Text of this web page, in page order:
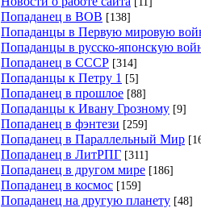
Попаданец в ВОВ [138]
Попаданцы в Первую мировую
Попаданцы в русско-японскую
Попаданец в СССР [314]
Попаданцы к Петру 1 [5]
Попаданец в прошлое [88]
Попаданцы к Ивану Грозному [9]
Попаданец в фэнтези [259]
Попаданец в Параллельный Мир
Попаданец в ЛитРПГ [311]
Попаданец в другом мире [186]
Попаданец в космос [159]
Попаданец на другую планету [48]